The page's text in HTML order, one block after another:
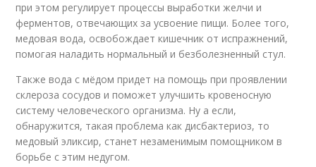
при этом регулирует процессы выработки желчи и
ферментов, отвечающих за усвоение пищи. Более того,
медовая вода, освобождает кишечник от испражнений,
помогая наладить нормальный и безболезненный стул.
Также вода с мёдом придет на помощь при проявлении
склероза сосудов и поможет улучшить кровеносную
систему человеческого организма. Ну а если,
обнаружится, такая проблема как дисбактериоз, то
медовый эликсир, станет незаменимым помощником в
борьбе с этим недугом.